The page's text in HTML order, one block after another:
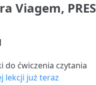
Viagem,
do ćwiczenia czytania
lekcji już teraz